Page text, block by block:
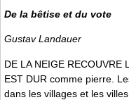
De la bêtise et du vote
Gustav Landauer
DE LA NEIGE RECOUVRE
EST DUR comme pierre.
dans les villages et les